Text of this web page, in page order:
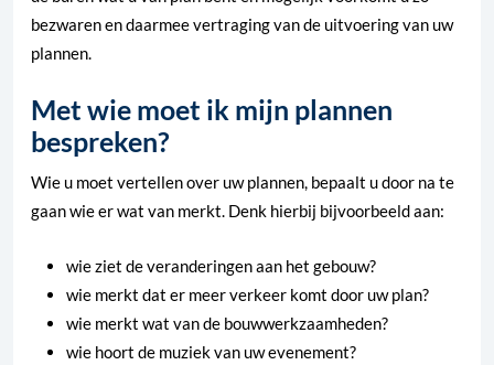
bezwaren en daarmee vertraging van de uitvoering van uw
plannen.
Met wie moet ik mijn plannen
bespreken?
Wie u moet vertellen over uw plannen, bepaalt u door na te
gaan wie er wat van merkt. Denk hierbij bijvoorbeeld aan:
wie ziet de veranderingen aan het gebouw?
wie merkt dat er meer verkeer komt door uw plan?
wie merkt wat van de bouwwerkzaamheden?
wie hoort de muziek van uw evenement?